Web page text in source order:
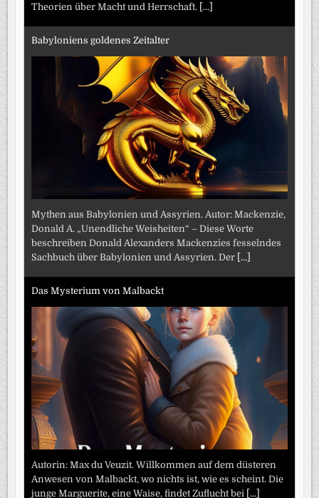
Theorien über Macht und Herrschaft. [...]
Babyloniens goldenes Zeitalter
Mythen aus Babylonien und Assyrien. Autor: Mackenzie,
Donald A. „Unendliche Weisheiten“ – Diese Worte
beschreiben Donald Alexanders Mackenzies fesselndes
Sachbuch über Babylonien und Assyrien. Der [...]
Das Mysterium von Malbackt
Autorin: Max du Veuzit. Willkommen auf dem düsteren
Anwesen von Malbackt, wo nichts ist, wie es scheint. Die
junge Marguerite, eine Waise, findet Zuflucht bei [...]